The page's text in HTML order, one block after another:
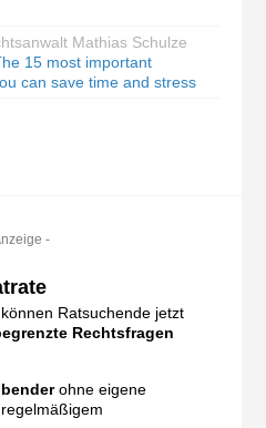
Mathias Schulze
15 most important
can save time and stress
-
Ratsuchende jetzt
Rechtsfragen
ohne eigene